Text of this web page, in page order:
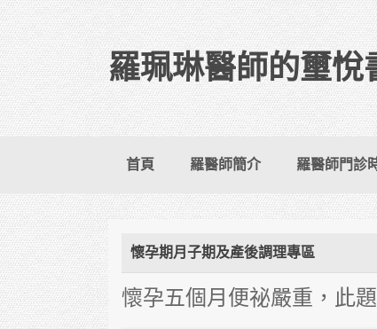
羅珮琳醫師的璽悅
Skip to content
首頁 羅醫師簡介 羅醫師門診
懷孕期月子期及產後調理專區
懷孕五個月便祕嚴重，此